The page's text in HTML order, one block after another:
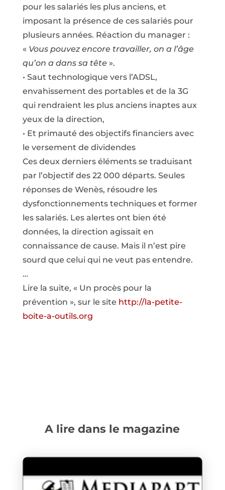
pour les salariés les plus anciens, et
imposant la présence de ces salariés pour
plusieurs années. Réaction du manager :
« Vous pouvez encore travailler, on a l’âge
qu’on a dans sa tête ».
• Saut technologique vers l’ADSL,
envahissement des portables et de la 3G
qui rendraient les plus anciens inaptes aux
yeux de la direction,
• Et primauté des objectifs financiers avec
le versement de dividendes
Ces deux derniers éléments se traduisant
par l’objectif des 22 000 départs. Seules
réponses de Wenès, résoudre les
dysfonctionnements techniques et former
les salariés. Les alertes ont bien été
données, la direction agissait en
connaissance de cause. Mais il n’est pire
sourd que celui qui ne veut pas entendre.
…
Lire la suite, « Un procès pour la
prévention », sur le site http://la-petite-
boite-a-outils.org
A lire dans le magazine